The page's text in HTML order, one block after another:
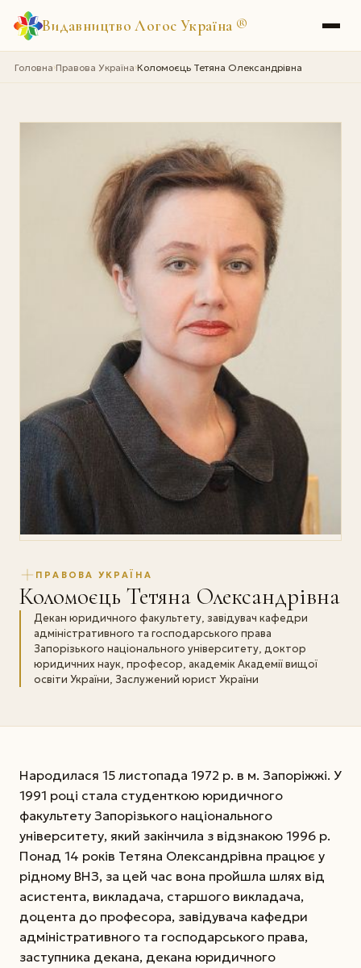
Видавництво Логос Україна ®
Головна›Правова Україна›Коломоєць Тетяна Олександрівна
ПРАВОВА УКРАЇНА
Коломоєць Тетяна Олександрівна
Декан юридичного факультету, завідувач кафедри
адміністративного та господарського права
Запорізького національного університету, доктор
юридичних наук, професор, академік Академії вищої
освіти України, Заслужений юрист України
Народилася 15 листопада 1972 р. в м. Запоріжжі. У
1991 році стала студенткою юридичного
факультету Запорізького національного
університету, який закінчила з відзнакою 1996 р.
Понад 14 років Тетяна Олександрівна працює у
рідному ВНЗ, за цей час вона пройшла шлях від
асистента, викладача, старшого викладача,
доцента до професора, завідувача кафедри
адміністративного та господарського права,
заступника декана, декана юридичного